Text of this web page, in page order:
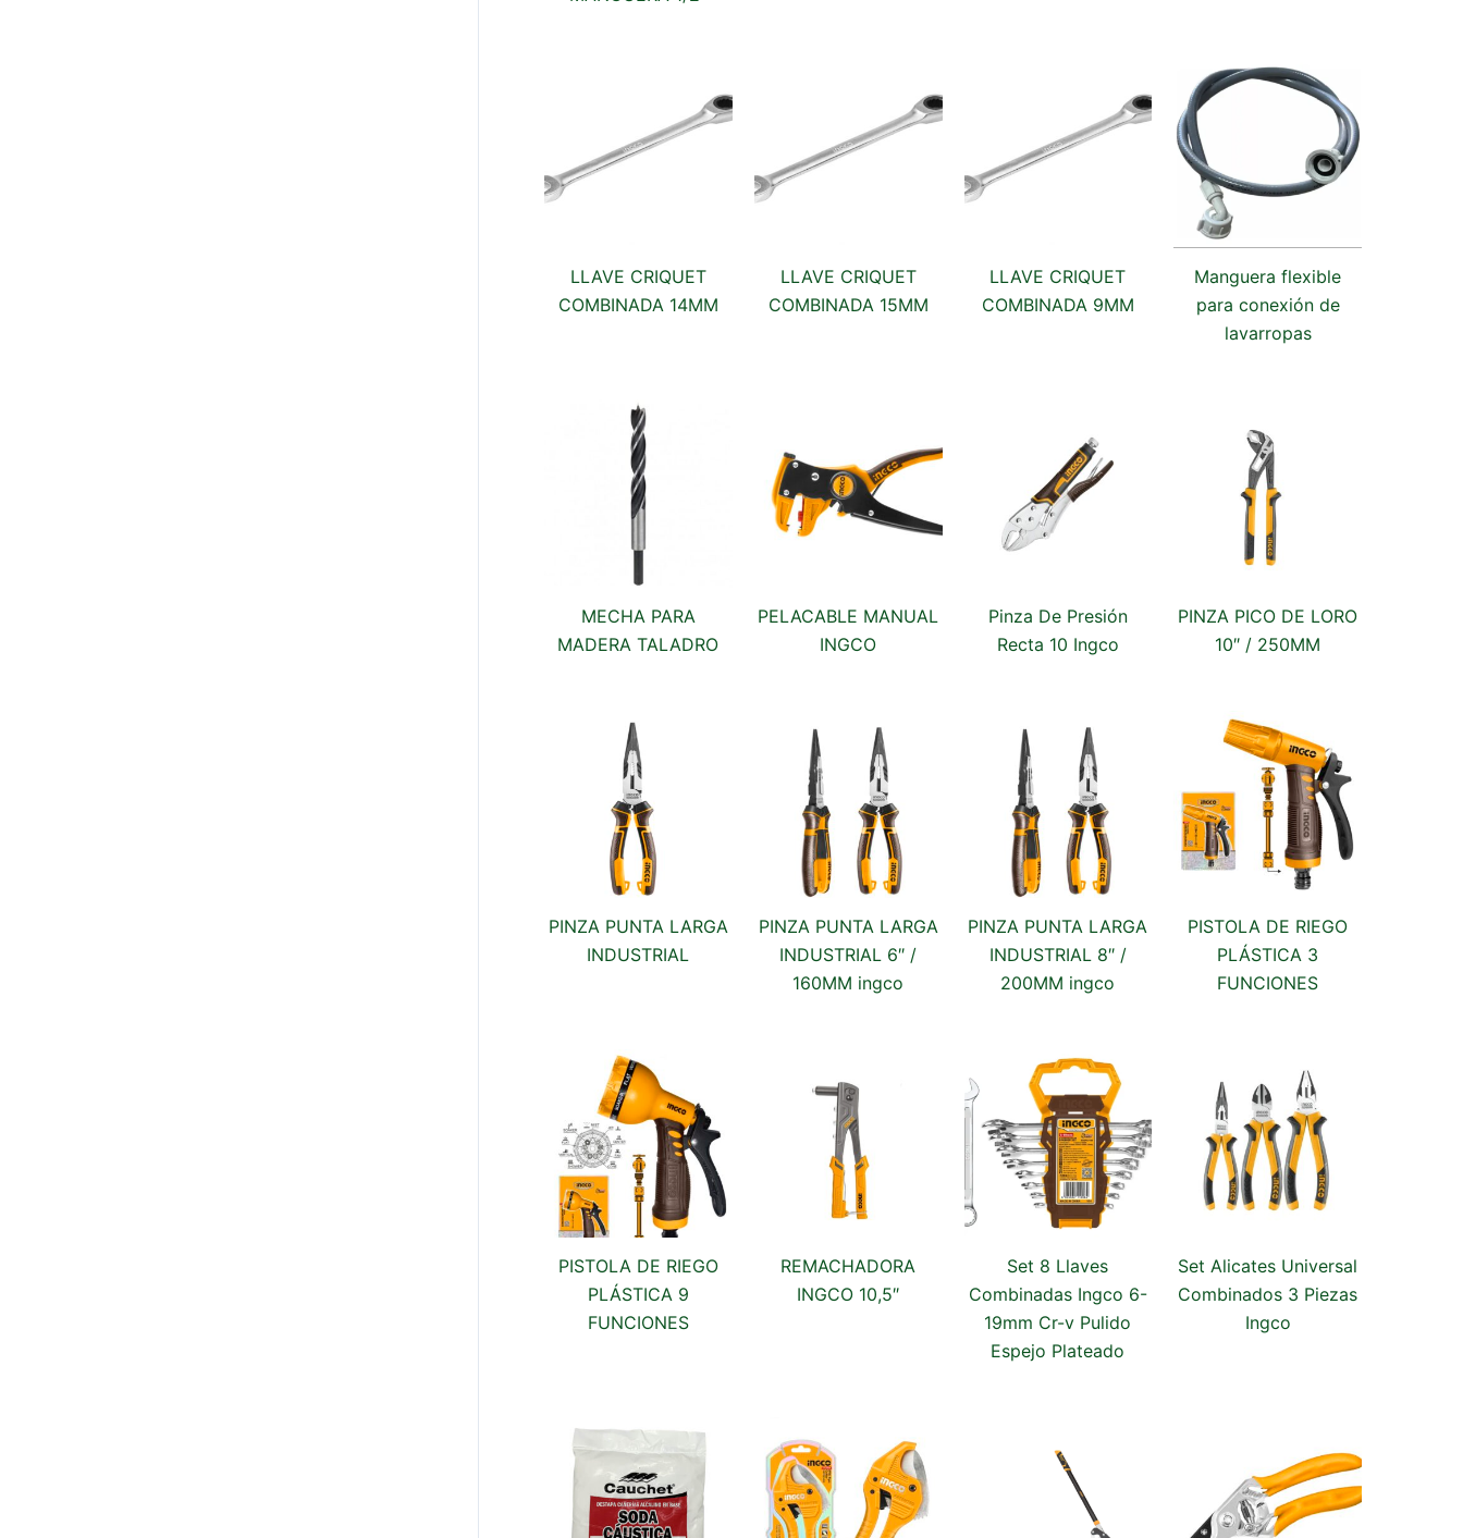
LLAVE CRIQUET
COMBINADA 14MM
LLAVE CRIQUET
COMBINADA 15MM
LLAVE CRIQUET
COMBINADA 9MM
Manguera flexible
para conexión de
lavarropas
MECHA PARA
MADERA TALADRO
PELACABLE MANUAL
INGCO
Pinza De Presión
Recta 10 Ingco
PINZA PICO DE LORO
10″ / 250MM
PINZA PUNTA LARGA
INDUSTRIAL
PINZA PUNTA LARGA
INDUSTRIAL 6″ /
160MM ingco
PINZA PUNTA LARGA
INDUSTRIAL 8″ /
200MM ingco
PISTOLA DE RIEGO
PLÁSTICA 3
FUNCIONES
PISTOLA DE RIEGO
PLÁSTICA 9
FUNCIONES
REMACHADORA
INGCO 10,5″
Set 8 Llaves
Combinadas Ingco 6-
19mm Cr-v Pulido
Espejo Plateado
Set Alicates Universal
Combinados 3 Piezas
Ingco